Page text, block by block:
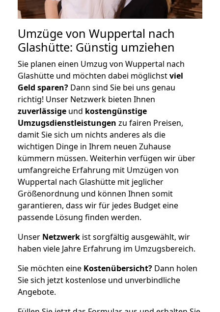
Umzüge von Wuppertal nach
Glashütte: Günstig umziehen
Sie planen einen Umzug von Wuppertal nach
Glashütte und möchten dabei möglichstviel
Geld sparen? Dann sind Sie bei uns genau
richtig! Unser Netzwerk bieten Ihnen
zuverlässige und kostengünstige
Umzugsdienstleistungen zu fairen Preisen,
damit Sie sich um nichts anderes als die
wichtigen Dinge in Ihrem neuen Zuhause
kümmern müssen. Weiterhin verfügen wir über
umfangreiche Erfahrung mit Umzügen von
Wuppertal nach Glashütte mit jeglicher
Größenordnung und können Ihnen somit
garantieren, dass wir für jedes Budget eine
passende Lösung finden werden.
Unser Netzwerk ist sorgfältig ausgewählt, wir
haben viele Jahre Erfahrung im Umzugsbereich.
Sie möchten eine Kostenübersicht? Dann holen
Sie sich jetzt kostenlose und unverbindliche
Angebote.